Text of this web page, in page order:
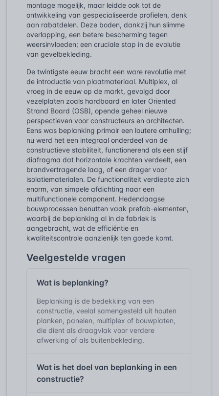
montage mogelijk, maar leidde ook tot de
ontwikkeling van gespecialiseerde profielen, denk
aan rabatdelen. Deze boden, dankzij hun slimme
overlapping, een betere bescherming tegen
weersinvloeden; een cruciale stap in de evolutie
van gevelbekleding.
De twintigste eeuw bracht een ware revolutie met
de introductie van plaatmateriaal. Multiplex, al
vroeg in de eeuw op de markt, gevolgd door
vezelplaten zoals hardboard en later Oriented
Strand Board (OSB), opende geheel nieuwe
perspectieven voor constructeurs en architecten.
Eens was beplanking primair een loutere omhulling;
nu werd het een integraal onderdeel van de
constructieve stabiliteit, functionerend als een stijf
diafragma dat horizontale krachten verdeelt, een
brandvertragende laag, of een drager voor
isolatiematerialen. De functionaliteit verdiepte zich
enorm, van simpele afdichting naar een
multifunctionele component. Hedendaagse
bouwprocessen benutten vaak prefab-elementen,
waarbij de beplanking al in de fabriek is
aangebracht, wat de efficiëntie en
kwaliteitscontrole aanzienlijk ten goede komt.
Veelgestelde vragen
Wat is beplanking?
Beplanking is de bedekking van een
constructie, veelal samengesteld uit houten
planken, panelen, multiplex of bouwplaten,
die dient als draagvlak voor verdere
afwerking of als buitenbekleding.
Wat is het doel van beplanking in een
constructie?